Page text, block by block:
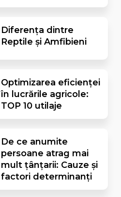
Diferența dintre
Reptile și Amfibieni
Optimizarea eficienței
în lucrările agricole:
TOP 10 utilaje
De ce anumite
persoane atrag mai
mult țânțarii: Cauze și
factori determinanți